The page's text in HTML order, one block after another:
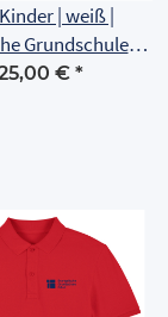
| weiß |
Grundschule
€ *